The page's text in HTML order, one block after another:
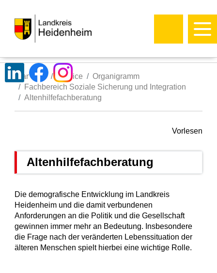
Startseite Service
Organigramm
Fachbereich Soziale Sicherung und Integration
Altenhilfefachberatung
Vorlesen
Altenhilfefachberatung
Die demografische Entwicklung im Landkreis
Heidenheim und die damit verbundenen
Anforderungen an die Politik und die Gesellschaft
gewinnen immer mehr an Bedeutung. Insbesondere
die Frage nach der veränderten Lebenssituation der
älteren Menschen spielt hierbei eine wichtige Rolle.